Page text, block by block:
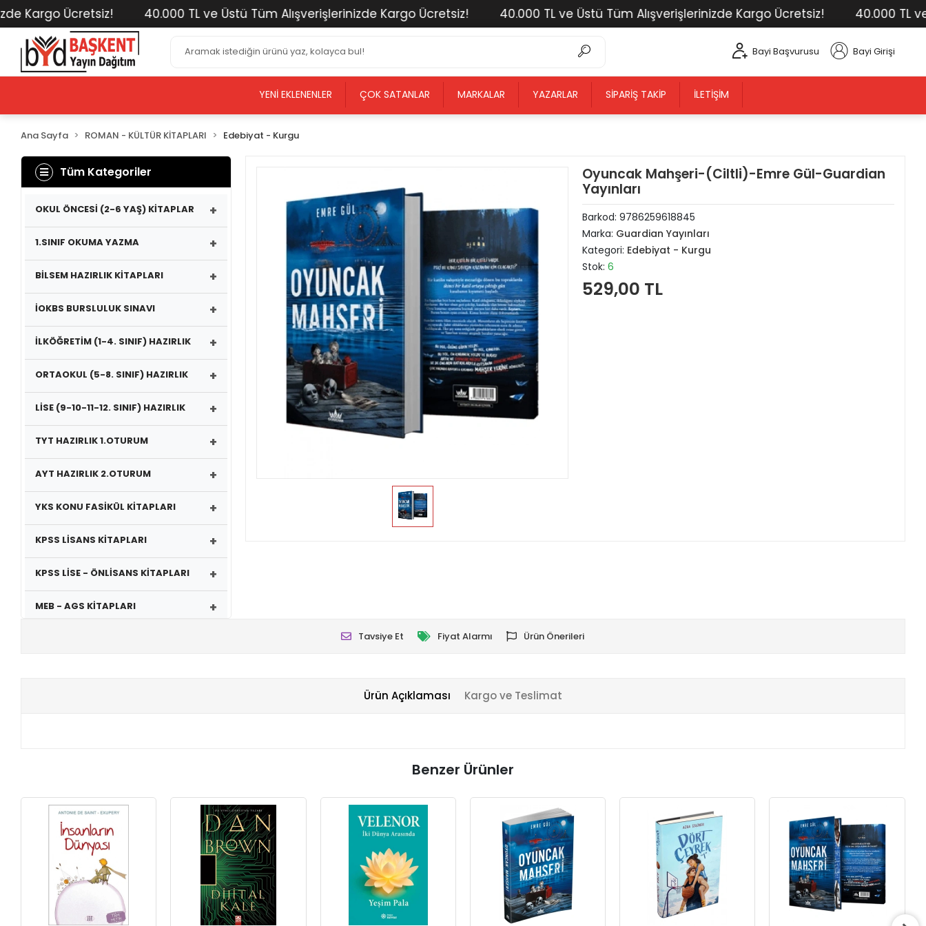
Kargo Ücretsiz! 40.000 TL ve Üstü Tüm Alışverişlerinizde Kargo Ücretsiz! 40.000 TL ve Üstü Tüm Alışverişlerinizde Kargo Ücretsiz! 40.000 TL ve
Bayi Başvurusu Bayi Girişi
YENI EKLENENLER ÇOK SATANLAR MARKALAR YAZARLAR SIPARIŞ TAKIP İLETIŞIM
Ana Sayfa ROMAN - KÜLTÜR KİTAPLARI Edebiyat - Kurgu
Tüm Kategoriler
OKUL ÖNCESİ (2-6 YAŞ) KİTAPLAR +
1.SINIF OKUMA YAZMA +
BİLSEM HAZIRLIK KİTAPLARI +
İOKBS BURSLULUK SINAVI +
İLKÖĞRETİM (1-4. SINIF) HAZIRLIK +
ORTAOKUL (5-8. SINIF) HAZIRLIK +
LİSE (9-10-11-12. SINIF) HAZIRLIK +
TYT HAZIRLIK 1.OTURUM +
AYT HAZIRLIK 2.OTURUM +
YKS KONU FASİKÜL KİTAPLARI +
KPSS LİSANS KİTAPLARI +
KPSS LİSE - ÖNLİSANS KİTAPLARI +
MEB - AGS KİTAPLARI +
YÖS KİTAPLARI
DHBT HAZIRLIK KİTAPLARI
GYS HAZIRLIK KİTAPLARI
SPK HAZIRLIK KİTAPLARI
Oyuncak Mahşeri-(Ciltli)-Emre Gül-Guardian
Yayınları
Barkod: 9786259618845
Marka: Guardian Yayınları
Kategori: Edebiyat - Kurgu
Stok: 6
529,00 TL
Tavsiye Et Fiyat Alarmı Ürün Önerileri
Ürün Açıklaması Kargo ve Teslimat
Benzer Ürünler